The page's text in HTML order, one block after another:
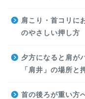
肩こり・首コリに
のやさしい押し方
夕方になると肩が
「肩井」の場所と
首の後ろが重い方